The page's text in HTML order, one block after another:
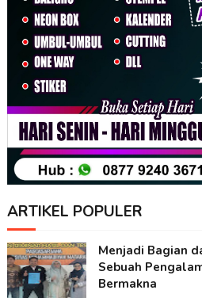
ARTIKEL POPULER
Menjadi Bagian
Sebuah
Bermakna